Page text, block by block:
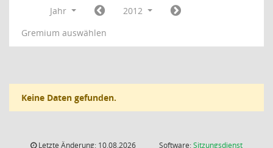
Jahr
2012
Gremium auswählen
Keine Daten gefunden.
Letzte Änderung: 10.08.2026
Software:Sitzungsdienst